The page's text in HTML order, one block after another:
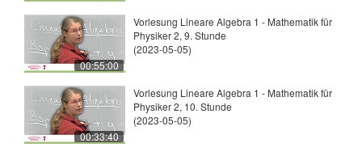
00:55:00
Vorlesung Lineare Algebra 1 - Mathematik für
Physiker 2, 9. Stunde
(2023-05-05)
00:33:40
Vorlesung Lineare Algebra 1 - Mathematik für
Physiker 2, 10. Stunde
(2023-05-05)